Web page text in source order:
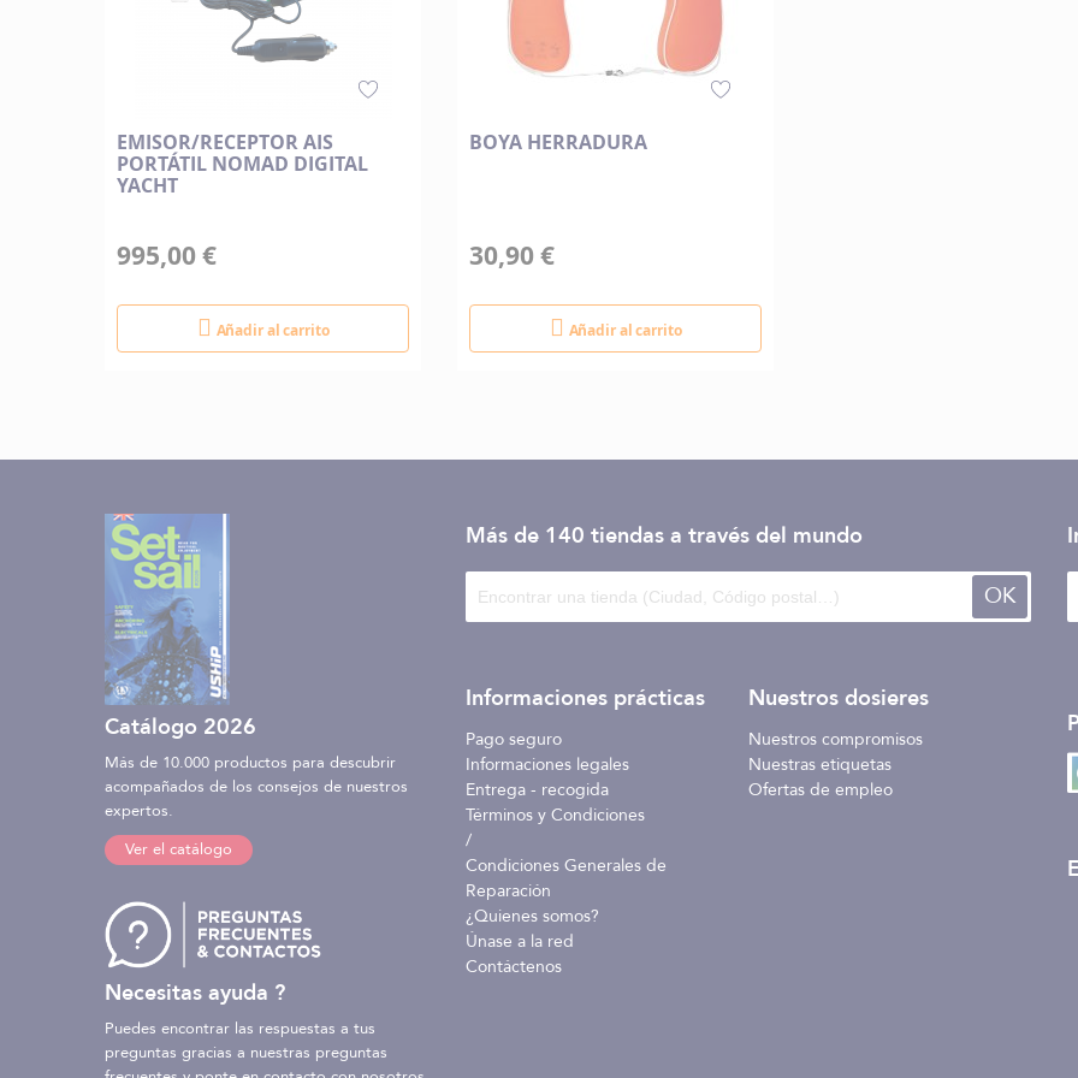
EMISOR/RECEPTOR AIS
PORTÁTIL NOMAD DIGITAL
YACHT
995,00 €
Añadir al carrito
BOYA HERRADURA
30,90 €
Añadir al carrito
Catálogo 2026
Más de 10.000 productos para descubrir
acompañados de los consejos de nuestros
expertos.
Ver el catálogo
Necesitas ayuda ?
Puedes encontrar las respuestas a tus
preguntas gracias a nuestras preguntas
Más de 140 tiendas a través del mundo
OK
Informaciones prácticas
Pago seguro
Informaciones legales
Entrega - recogida
Términos y Condiciones
/
Condiciones Generales de
Reparación
¿Quienes somos?
Únase a la red
Contáctenos
Nuestros dosieres
Nuestros compromisos
Nuestras etiquetas
Ofertas de empleo